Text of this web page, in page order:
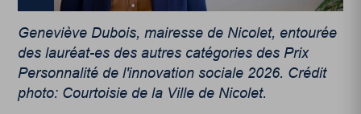
Geneviève Dubois, mairesse de Nicolet, entourée
des lauréat-es des autres catégories des Prix
Personnalité de l'innovation sociale 2026. Crédit
photo: Courtoisie de la Ville de Nicolet.